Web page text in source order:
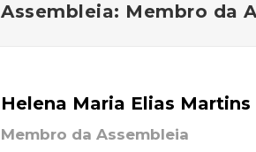
Assembleia: Membro da
Helena Maria Elias Martins
Membro da Assembleia